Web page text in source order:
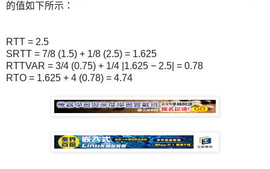
的值如下所示：
RTT = 2.5
SRTT = 7/8 (1.5) + 1/8 (2.5) = 1.625
RTTVAR = 3/4 (0.75) + 1/4 |1.625 − 2.5| = 0.78
RTO = 1.625 + 4 (0.78) = 4.74